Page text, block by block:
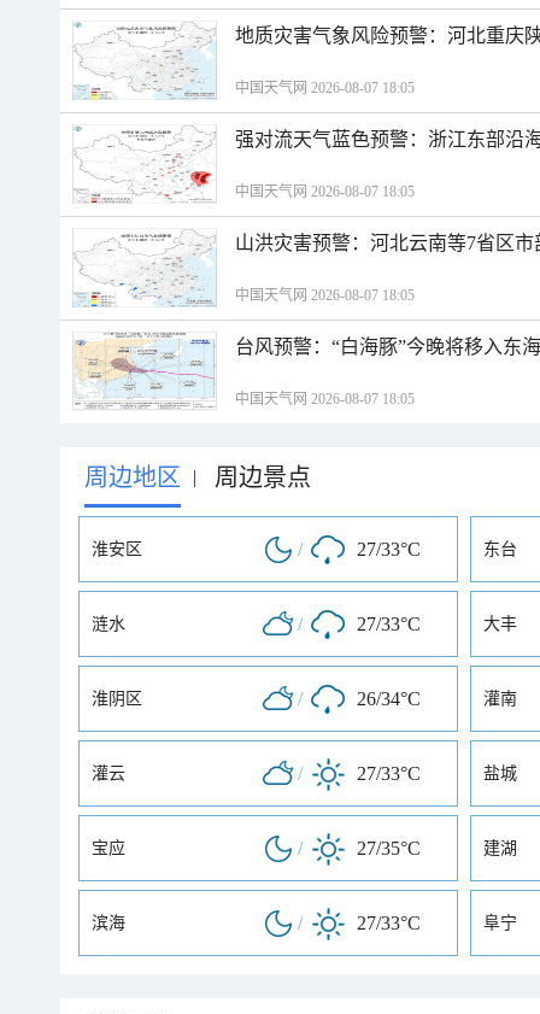
地质灾害气象风险预警：河北重庆
中国天气网 2026-08-07 18:05
强对流天气蓝色预警：浙江东部沿
中国天气网 2026-08-07 18:05
山洪灾害预警：河北云南等7省区
中国天气网 2026-08-07 18:05
台风预警：“白海豚”今晚将移入东
中国天气网 2026-08-07 18:05
周边地区 | 周边景点
淮安区 / 27/33°C 东台
涟水 / 27/33°C 大丰
淮阴区 / 26/34°C 灌南
灌云 / 27/33°C 盐城
宝应 / 27/35°C 建湖
滨海 / 27/33°C 阜宁